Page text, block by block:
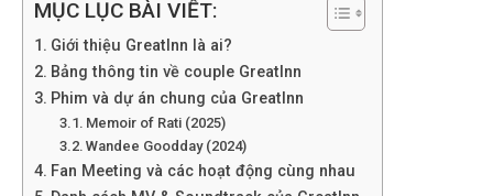
MỤC LỤC BÀI VIẾT:
Giới thiệu GreatInn là ai?
Bảng thông tin về couple GreatInn
Phim và dự án chung của GreatInn
Memoir of Rati (2025)
Wandee Goodday (2024)
Fan Meeting và các hoạt động cùng nhau